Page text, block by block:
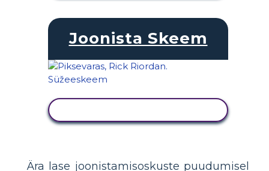
Joonista Skeem
Ära lase joonistamisoskuste puudumisel